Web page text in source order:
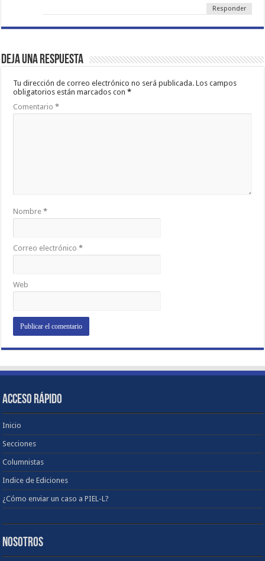
Responder
Deja una respuesta
Tu dirección de correo electrónico no será publicada. Los campos
obligatorios están marcados con*
Comentario*
Nombre*
Correo electrónico*
Web
ACCESO RÁPIDO
Inicio
Secciones
Columnistas
Indice de Ediciones
¿Cómo enviar un caso a PIEL-L?
NOSOTROS